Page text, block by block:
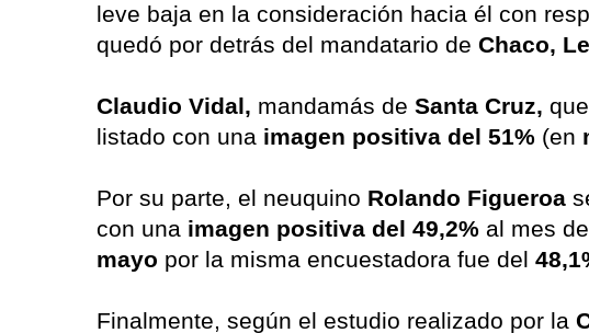
leve baja en la consideración hacia él con
quedó por detrás del mandatario de Chaco,
Claudio Vidal, mandamás de Santa Cruz,
listado con una imagen positiva del 51% (en
Por su parte, el neuquino Rolando Figueroa
con una imagen positiva del 49,2% al mes de
mayo por la misma encuestadora fue del
Finalmente, según el estudio realizado por la